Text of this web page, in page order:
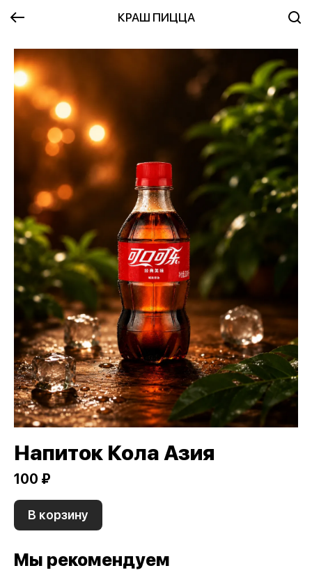
КРАШ ПИЦЦА
Напиток Кола Азия
100 ₽
В корзину
Мы рекомендуем